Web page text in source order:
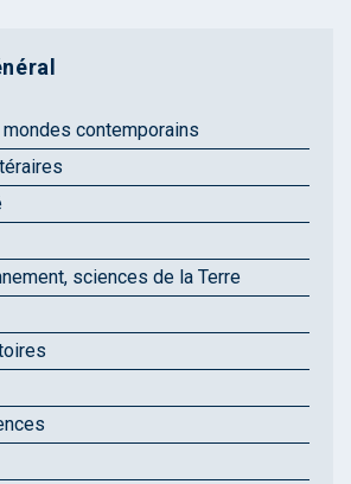
contemporains
sciences de la Terre